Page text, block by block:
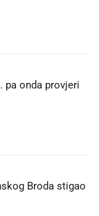
pa onda provjeri
Broda stigao